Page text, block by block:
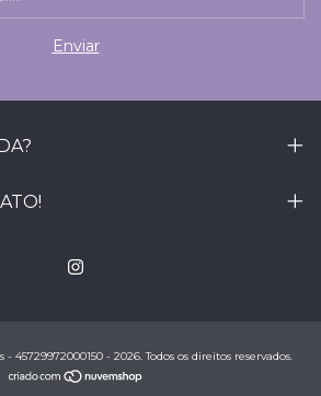
- 45729972000150 - 2026. Todos os direitos reservados.